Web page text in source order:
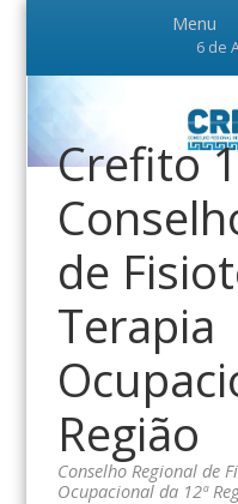
6 de
Crefito
de
Terapia
Região
Conselho Regional de
Ocupacional da 12ª